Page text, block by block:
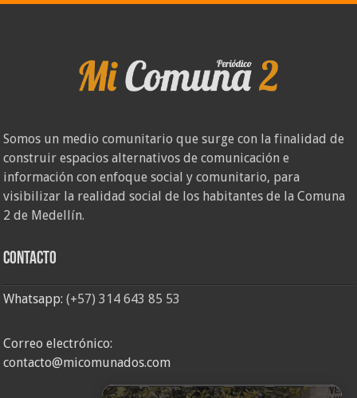
Somos un medio comunitario que surge con la finalidad de
construir espacios alternativos de comunicación e
información con enfoque social y comunitario, para
visibilizar la realidad social de los habitantes de la Comuna
2 de Medellín.
Contacto
Whatsapp:(+57) 314 643 85 53
Correo electrónico:
contacto@micomunados.com